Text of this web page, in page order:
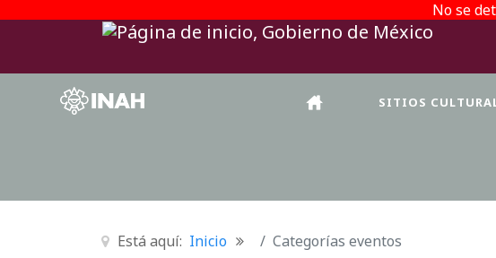
No se
SITIOS
Está aquí: Inicio Categorías eventos